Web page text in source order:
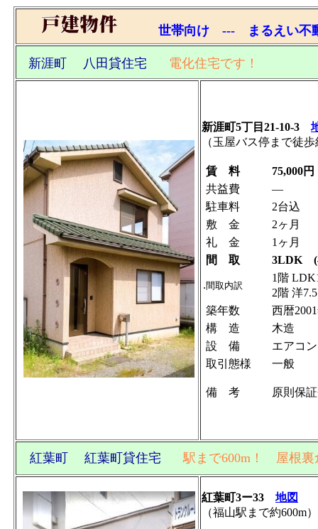
世帯向け --- まるえい不
新涯町 八田貸住宅 電化住宅です！
新涯町5丁目21-10-3
（玉屋バス停まで徒
賃 料
75,000円
共益費
―
駐車料
2台込
敷 金
2ヶ月
礼 金
1ヶ月
間 取
3LDK (
.間取内訳
1階
2階 洋
築年数
西暦
構 造
木造
設 備
エアコ
取引態様
一般
備 考 原則保
紅葉町 紅葉町貸住宅 駅まで600m！ 屋根裏
紅葉町3ー33 地図
（福山駅まで約600m）